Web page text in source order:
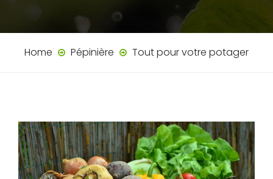
Home Pépinière Tout pour votre potager